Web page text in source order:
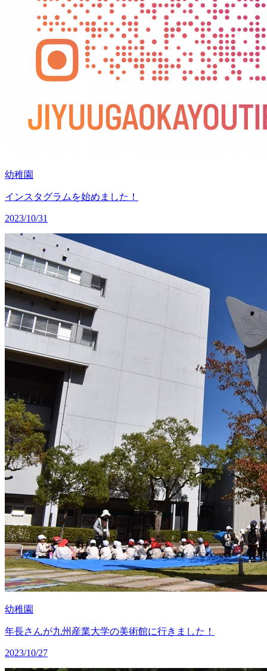
幼稚園
インスタグラムを始めました！
2023/10/31
幼稚園
年長さんが九州産業大学の美術館に行きました！
2023/10/27